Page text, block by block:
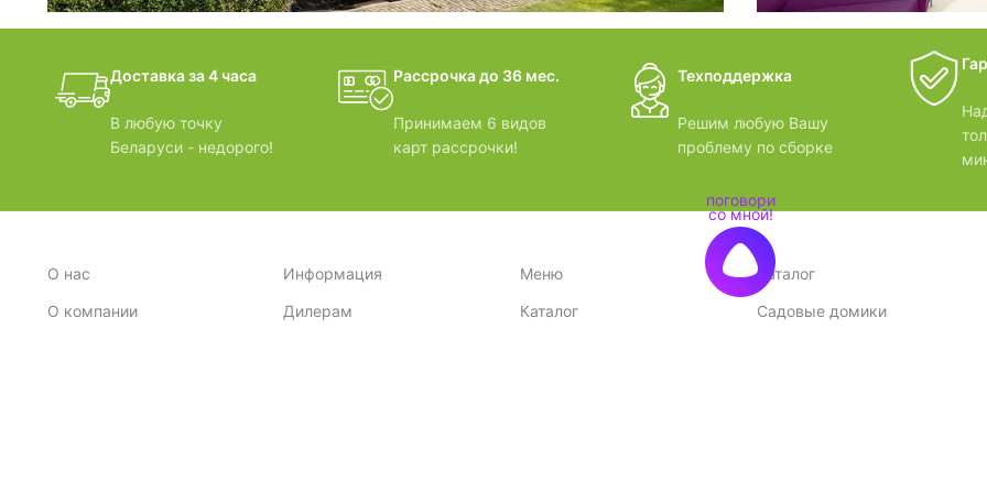
фотогалерея
БАНИ-БОЧКИ
дачные
Доставка за 4 часа
В любую точку
Беларуси - недорого!
Рассрочка до 36 мес.
Принимаем 6 видов
карт рассрочки!
Техподдержка
Решим любую Вашу
проблему по сборке
О нас
О компании
Информация
Дилерам
Меню
Каталог
Каталог
Садовые домики